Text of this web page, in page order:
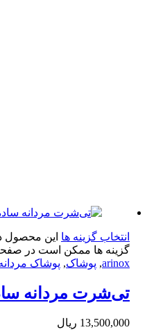
گزینه ها این محصول دارای
ها ممکن است در صفحه محصول
پوشاک,پوشاک مردانه
مردانه ساده
ریال